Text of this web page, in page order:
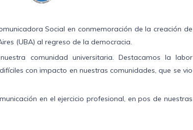
Social en conmemoración de la creación de
(UBA) al regreso de la democracia.
comunidad universitaria. Destacamos la labor
con impacto en nuestras comunidades, que se vio
en el ejercicio profesional, en pos de nuestras